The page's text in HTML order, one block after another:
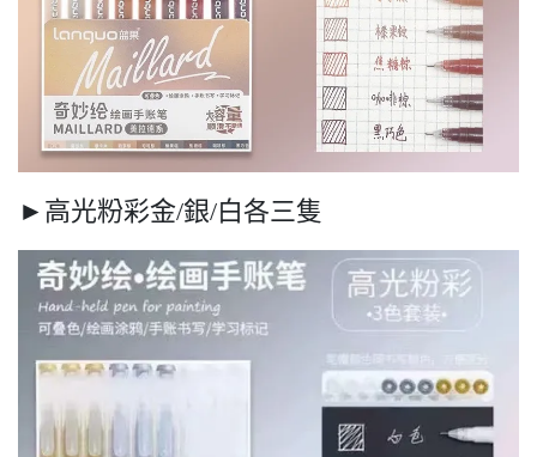
►高光粉彩金/銀/白各三隻